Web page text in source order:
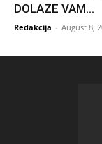
DOLAZE VAM...
Redakcija - August 8,